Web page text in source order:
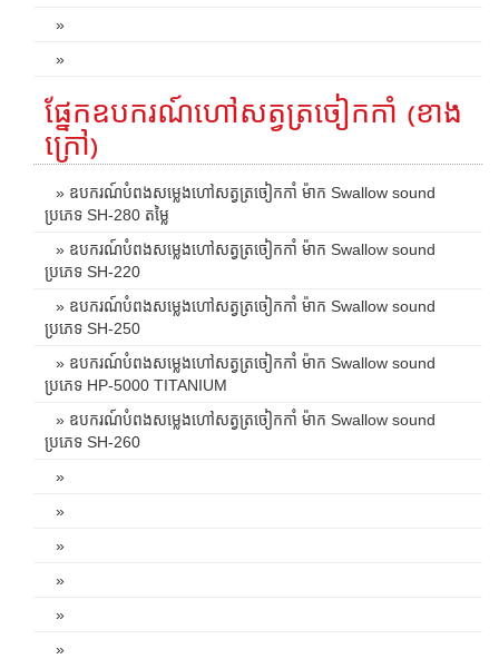
»
»
ផ្នែកឧបករណ៍ហៅសត្វត្រចៀកកាំ (ខាង
ក្រៅ)
» ឧបករណ៍បំពងសម្លេងហៅសត្វត្រចៀកកាំ ម៉ាក Swallow sound
ប្រភេទ SH-280 តម្លៃ
» ឧបករណ៍បំពងសម្លេងហៅសត្វត្រចៀកកាំ ម៉ាក Swallow sound
ប្រភេទ SH-220
» ឧបករណ៍បំពងសម្លេងហៅសត្វត្រចៀកកាំ ម៉ាក Swallow sound
ប្រភេទ SH-250
» ឧបករណ៍បំពងសម្លេងហៅសត្វត្រចៀកកាំ ម៉ាក Swallow sound
ប្រភេទ HP-5000 TITANIUM
» ឧបករណ៍បំពងសម្លេងហៅសត្វត្រចៀកកាំ ម៉ាក Swallow sound
ប្រភេទ SH-260
»
»
»
»
»
»